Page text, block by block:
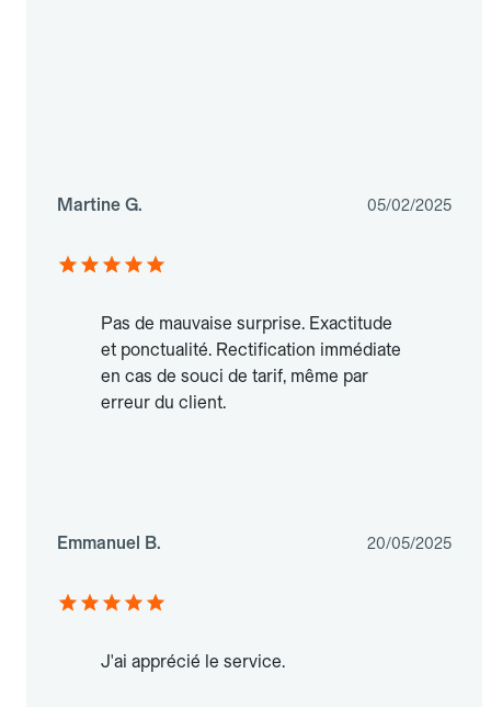
Martine G. 05/02/2025
Pas de mauvaise surprise. Exactitude
et ponctualité. Rectification immédiate
en cas de souci de tarif, même par
erreur du client.
Emmanuel B. 20/05/2025
J'ai apprécié le service.